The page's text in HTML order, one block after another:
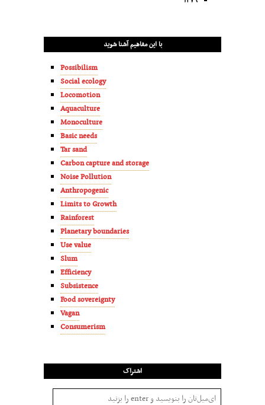
با این مفاهیم آشنا شوید
Possibilism
Social ecology
Locomotion
Aquaculture
Monoculture
Basic needs
Tar sand
Carbon capture and storage
Noise Pollution
Anthropogenic
Limits to Growth
Rainforest
Planetary boundaries
Use value
Slum
Efficiency
Subsistence
Food sovereignty
Vagan
Consumerism
اشتراک